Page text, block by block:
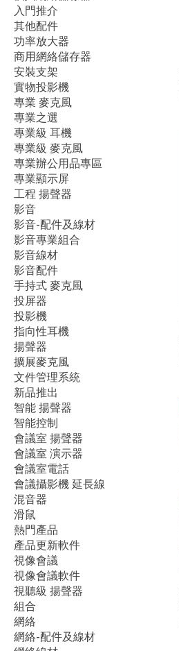
入門推介
其他配件
功率放大器
商用網絡儲存器
安裝支架
實物投影機
專業 麥克風
專業之選
專業級 耳機
專業級 麥克風
專業辦公用品專區
專業顯示屏
工程 揚聲器
影音
影音-配件及線材
影音專業組合
影音線材
影音配件
手持式 麥克風
投屏器
投影機
指向性耳機
揚聲器
擴展麥克風
文件管理系統
新品推出
智能 揚聲器
智能控制
會議室 揚聲器
會議室 演示器
會議室電話
會議攝影機 延長線
混音器
滑鼠
​熱門產品
產品更新軟件
視像會議
視像會議軟件
視聽級 揚聲器
組合
網絡
網絡-配件及線材